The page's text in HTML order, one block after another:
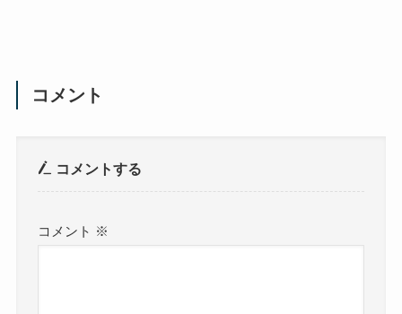
コメント
コメントする
コメント ※